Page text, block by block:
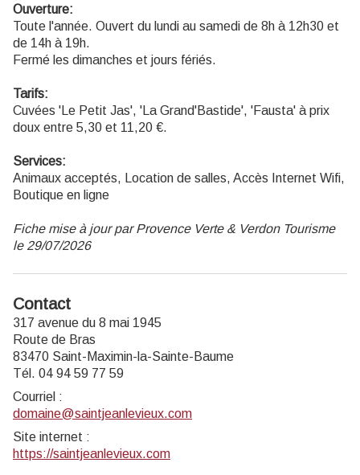
Ouverture:
Toute l'année. Ouvert du lundi au samedi de 8h à 12h30 et
de 14h à 19h.
Fermé les dimanches et jours fériés.
Tarifs:
Cuvées 'Le Petit Jas', 'La Grand'Bastide', 'Fausta' à prix
doux entre 5,30 et 11,20 €.
Services:
Animaux acceptés, Location de salles, Accès Internet Wifi,
Boutique en ligne
Fiche mise à jour par Provence Verte & Verdon Tourisme
le 29/07/2026
Contact
317 avenue du 8 mai 1945
Route de Bras
83470 Saint-Maximin-la-Sainte-Baume
Tél. 04 94 59 77 59
Courriel :
domaine@saintjeanlevieux.com
Site internet :
https://saintjeanlevieux.com